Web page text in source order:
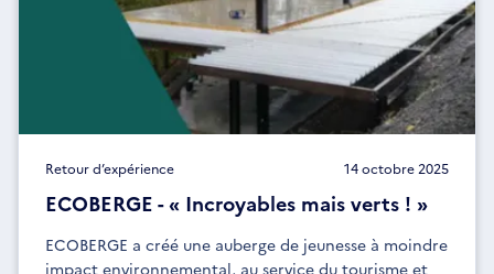
Retour d’expérience 14 octobre 2025
ECOBERGE - « Incroyables mais verts ! »
ECOBERGE a créé une auberge de jeunesse à moindre
impact environnemental, au service du tourisme et